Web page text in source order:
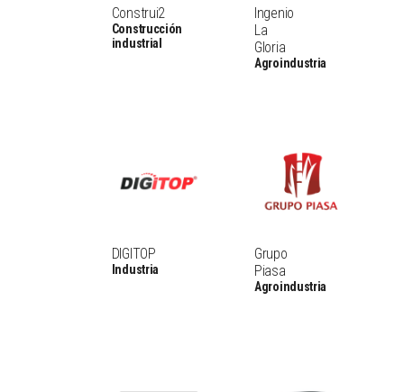
Construi2
Construcción
industrial
Ingenio
La
Gloria
Agroindustria
DIGITOP
Industria
Grupo
Piasa
Agroindustria